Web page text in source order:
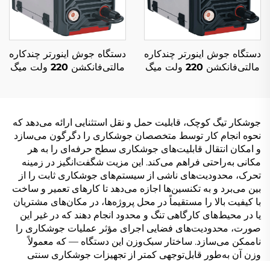
دستگاه جوش اینورتر چندکاره
مالتی‌فانکشن 220 ولت میگ
دستگاه جوش اینورتر چندکاره
مالتی‌فانکشن 220 ولت میگ
جوشکار تیگ کوچک، قابلیت حمل و نقل استثنایی ارائه می‌دهد که
نحوه انجام کار توسط متخصصان جوشکاری را دگرگون می‌سازد
و امکان انتقال قابلیت‌های جوشکاری سطح حرفه‌ای را به هر
مکانی به‌راحتی فراهم می‌کند. این مزیت شگفت‌انگیز در زمینه
تحرک، محدودیت‌های ناشی از سیستم‌های جوشکاری ثابت را از
بین می‌برد و به تکنسین‌ها اجازه می‌دهد تا کارهای تعمیر و ساخت
با کیفیت بالا را مستقیماً در محل پروژه‌ها، در مکان‌های مشتریان
یا در محیط‌های کارگاهی تنگ و محدود انجام دهند که در غیر این
صورت، محدودیت‌های فضایی اجرای مؤثر عملیات جوشکاری را
ناممکن می‌سازد. ساختار سبک‌وزن این دستگاه — که معمولاً
وزن آن به‌طور قابل‌توجهی کمتر از تجهیزات جوشکاری سنتی